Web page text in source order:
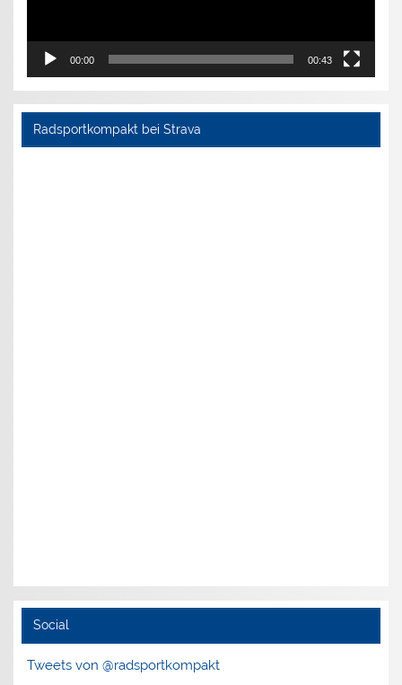
00:00 00:43
Radsportkompakt bei Strava
Social
Tweets von @radsportkompakt